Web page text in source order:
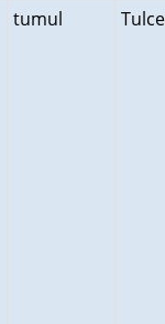
tumul